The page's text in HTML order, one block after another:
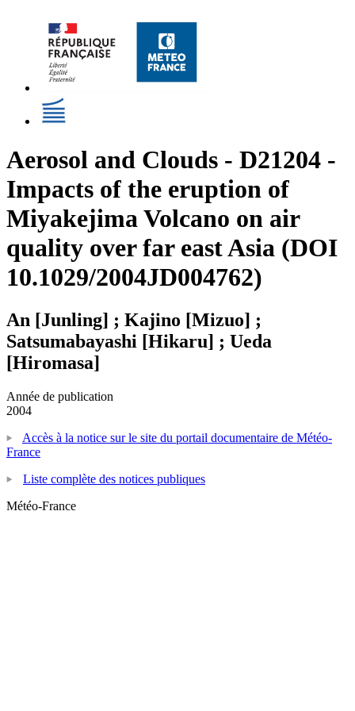
Aerosol and Clouds - D21204 -
Impacts of the eruption of
Miyakejima Volcano on air
quality over far east Asia (DOI
10.1029/2004JD004762)
An [Junling] ; Kajino [Mizuo] ;
Satsumabayashi [Hikaru] ; Ueda
[Hiromasa]
Année de publication
2004
Accès à la notice sur le site du portail documentaire de Météo-
France
Liste complète des notices publiques
Météo-France